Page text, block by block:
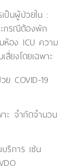
ป็นผู้ป่วยใน :
ะกรณีต้องพัก
ห้อง ICU ความ
ยงโดยเฉพาะ
COVID-19
ะ จำกัดจำนวน
ริการ เช่น